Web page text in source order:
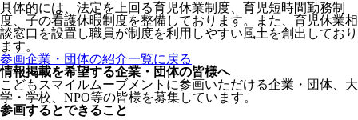
具体的には、法定を上回る育児休業制度、育児短時間勤務制
度、子の看護休暇制度を整備しております。また、育児休業相
談窓口を設置し職員が制度を利用しやすい風土を創出しており
ます。
参画企業・団体の紹介一覧に戻る
情報掲載を希望する企業・団体の皆様へ
こどもスマイルムーブメントに参画いただける企業・団体、大
学・学校、NPO等の皆様を募集しています。
参画するとできること